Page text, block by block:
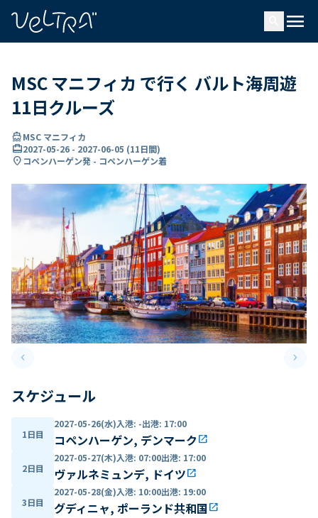
menu
MSC マニフィカ で行く バルト海周遊
11日クルーズ
directions_boatMSC マニフィカ
card_travel2027-05-26 - 2027-06-05 (11日間)
location_on コペンハーゲン発 - コペンハーゲン着
keyboard_arrow_leftPrevious slide keyboard_arrow_right
スケジュール
1日目
2027-05-26(水)入港: -出港: 17:00
コペンハーゲン, デンマークopen_in_new
2日目
2027-05-27(木)入港: 07:00出港: 17:00
ヴァルネミュンデ, ドイツopen_in_new
3日目
2027-05-28(金)入港: 10:00出港: 19:00
グディニャ, ポーランド共和国open_in_new